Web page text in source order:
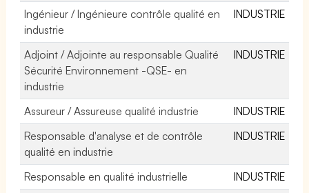
Ingénieur / Ingénieure contrôle qualité en
industrie
INDUSTRIE
Adjoint / Adjointe au responsable Qualité
Sécurité Environnement -QSE- en
industrie
INDUSTRIE
Assureur / Assureuse qualité industrie
INDUSTRIE
Responsable d'analyse et de contrôle
qualité en industrie
INDUSTRIE
Responsable en qualité industrielle
INDUSTRIE